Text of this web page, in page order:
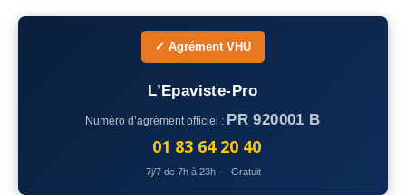
Rachatvoiture accidentée
– Seine-et-Marne
– Yvelines
✓ Agrément VHU
L’Epaviste-Pro
Numéro d’agrément officiel : PR 920001 B
01 83 64 20 40
7j/7 de 7h à 23h — Gratuit